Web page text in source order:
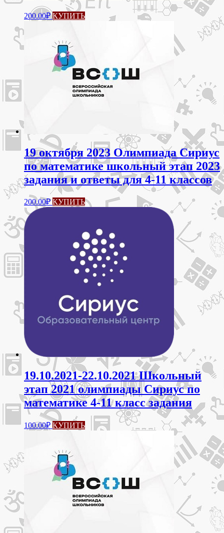
200.00₽ КУПИТЬЭтот
товар
можно
выбрать
на
странице
19 октября 2023 Олимпиада Сириус
по математике школьный этап 2023
задания и ответы для 4-11 классов
200.00₽ КУПИТЬЭтот
товар
несколько
вариаций.
Опции
можно
выбрать
на
странице
19.10.2021-22.10.2021 Школьный
этап 2021 олимпиады Сириус по
математике 4-11 класс задания
100.00₽ КУПИТЬ